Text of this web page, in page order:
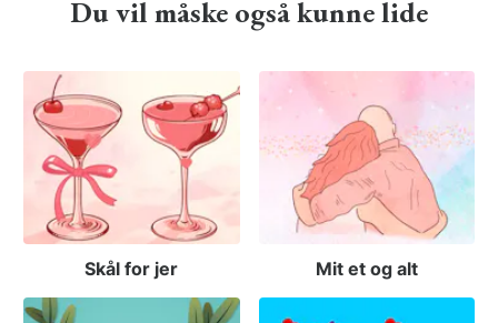
Du vil måske også kunne lide
Skål for jer Mit et og alt